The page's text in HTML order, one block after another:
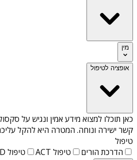
מין
אופציה לטיפול
כאן תוכלו למצוא מידע אמין ונגיש על
קשר ישירה ונוחה. המטרה היא להקל
טיפול
הדרכת הורים
טיפול ACT טיפול ADHD